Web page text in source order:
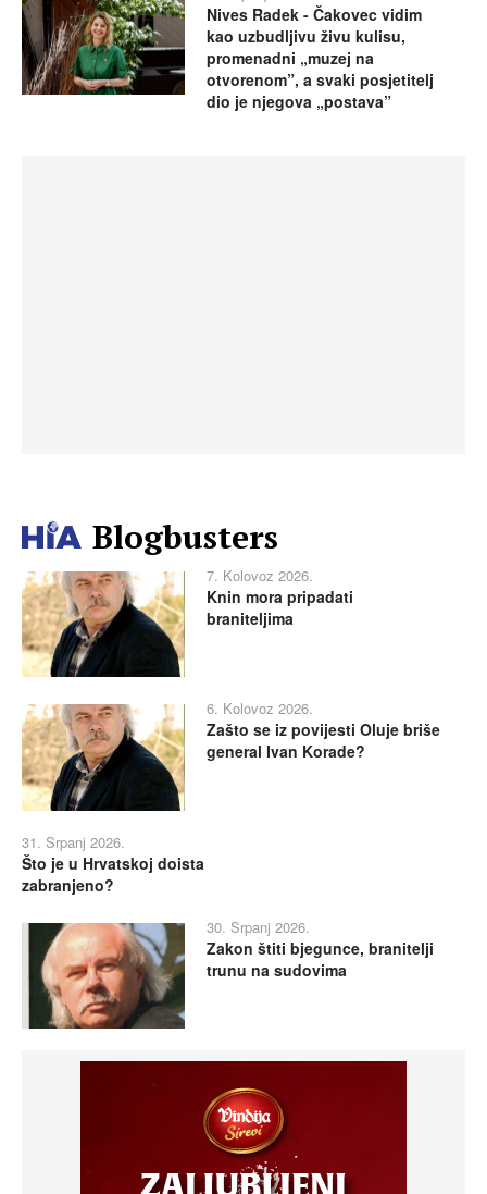
Nives Radek - Čakovec vidim
kao uzbudljivu živu kulisu,
promenadni „muzej na
otvorenom”, a svaki posjetitelj
dio je njegova „postava”
Blogbusters
7. Kolovoz 2026.
Knin mora pripadati
braniteljima
6. Kolovoz 2026.
Zašto se iz povijesti Oluje briše
general Ivan Korade?
31. Srpanj 2026.
Što je u Hrvatskoj doista
zabranjeno?
30. Srpanj 2026.
Zakon štiti bjegunce, branitelji
trunu na sudovima